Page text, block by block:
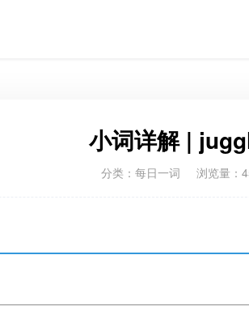
小词详解 |
分类： 每日一词 浏览量：